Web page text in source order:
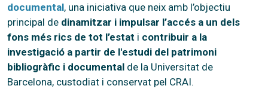
documental, una iniciativa que neix amb l’objectiu
principal de dinamitzar i impulsar l’accés a un dels
fons més rics de tot l’estat i contribuir a la
investigació a partir de l'estudi del patrimoni
bibliogràfic i documental de la Universitat de
Barcelona, custodiat i conservat pel CRAI.